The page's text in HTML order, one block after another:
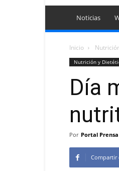
Noticias
Inicio
Nutrición y
Día
Por Portal
Compartir